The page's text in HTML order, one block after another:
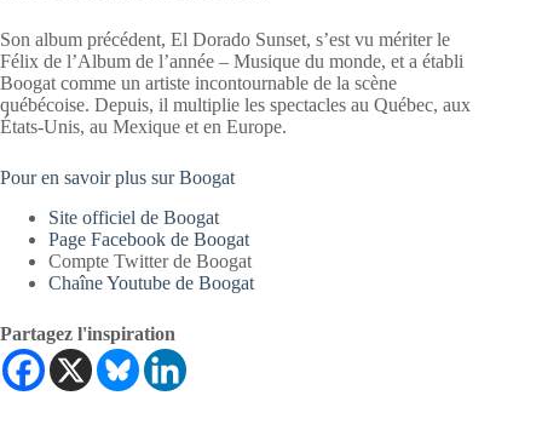
Son album précédent, El Dorado Sunset, s’est vu mériter le
Félix de l’Album de l’année – Musique du monde, et a établi
Boogat comme un artiste incontournable de la scène
québécoise. Depuis, il multiplie les spectacles au Québec, aux
États-Unis, au Mexique et en Europe.
Pour en savoir plus sur Boogat
Site officiel de Boogat
Page Facebook de Boogat
Compte Twitter de Boogat
Chaîne Youtube de Boogat
Partagez l'inspiration